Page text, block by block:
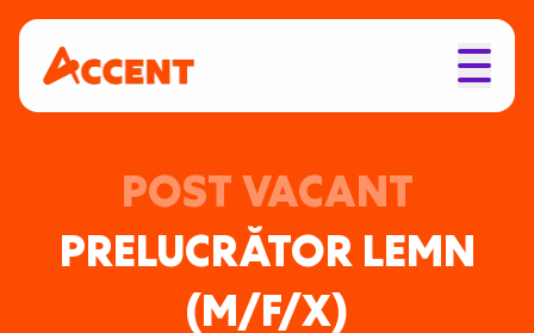
POST VACANT
PRELUCRĂTOR LEMN
(M/F/X)